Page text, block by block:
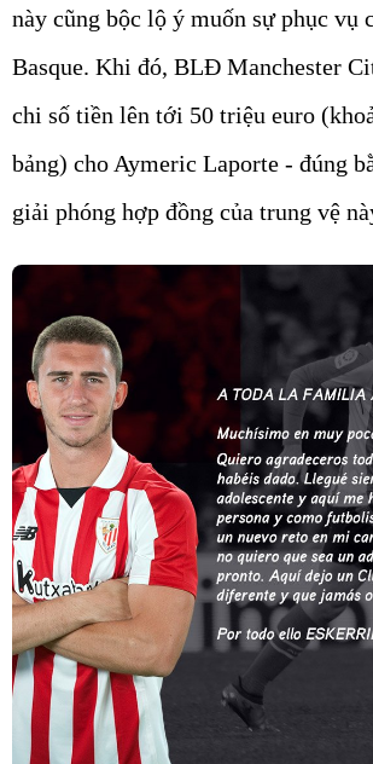
này cũng bộc lộ ý muốn sự phục vụ
Basque. Khi đó, BLĐ Manchester
chi số tiền lên tới 50 triệu euro
bảng) cho Aymeric Laporte - đúng
giải phóng hợp đồng của trung vệ